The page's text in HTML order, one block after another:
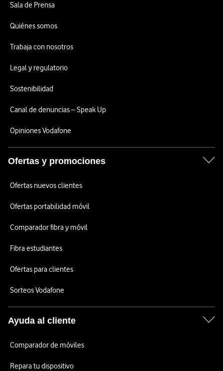
Sala de Prensa
Quiénes somos
Trabaja con nosotros
Legal y regulatorio
Sostenibilidad
Canal de denuncias – Speak Up
Opiniones Vodafone
Ofertas y promociones
Ofertas nuevos clientes
Ofertas portabilidad móvil
Comparador fibra y móvil
Fibra estudiantes
Ofertas para clientes
Sorteos Vodafone
Ayuda al cliente
Comparador de móviles
Repara tu dispositivo